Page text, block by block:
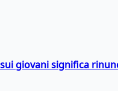
giovani significa